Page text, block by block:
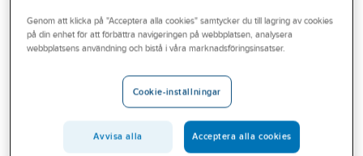
Outlet
Branscher
KITO
Eltelfer Kito
Delta EDC
DELTA EDC 60D/1
LYFTHÖJD 1,8M
Artikelnummer:
Genom att klicka på "Acceptera alla cookies" samtycker du till lagring av cookies
på din enhet för att förbättra navigeringen på webbplatsen, analysera
webbplatsens användning och bistå i våra marknadsföringsinsatser.
Cookie-inställningar
Avvisa alla Acceptera alla cookies